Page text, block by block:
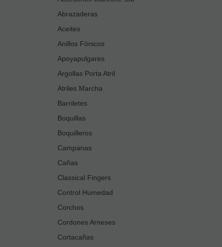
Abrazaderas
Aceites
Anillos Fónicos
Apoyapulgares
Argollas Porta Atril
Atriles Marcha
Barriletes
Boquillas
Boquilleros
Campanas
Cañas
Classical Fingers
Control Humedad
Corchos
Cordones Arneses
Cortacañas